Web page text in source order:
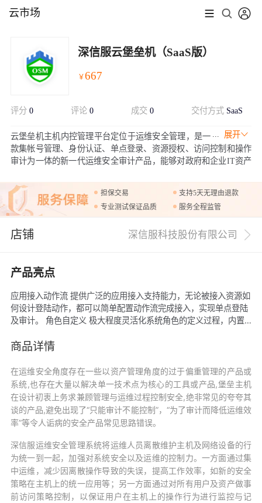
云市场
深信服云堡垒机（SaaS版）
￥667
评分 0 评论 0 成交 0 交付方式 SaaS
展开
云堡垒机主机内控管理平台定位于运维安全管理，是一
款集帐号管理、身份认证、单点登录、资源授权、访问控制和操作
审计为一体的新一代运维安全审计产品，能够对政府和企业IT资产
提升为操作内容审计，通过事前预防、事中控制和事后审计来全面
解决政府和企业的运维安全管理问题，进而提高政府和企业的IT运
维管理水平。
担保交易
支持5天无理由退款
专业测试保证品质
服务全程监管
店铺 深信服科技股份有限公司
产品亮点
应用接入动作流 提供广泛的应用接入支持能力，无论被接入资源如
何设计登陆动作，都可以简单配置动作流完成接入，实现单点登陆
及审计。 角色自定义 极大程度灵活化系统角色的定义过程，内置
或特殊的安全管理组织架构，划分管理角色的管理范畴。 强大的改
库等设备帐号的口令修改。更为广泛的帐号改密驱动，使得深信服
运维安全管理系统(OSM)在被管理资源类型丰富复杂时有更强的适
应性。 自由选择Web/客户端运维 支持Web方式及SecureCRT、
Xshell、Putty、WinSCP、FileZilla、RDP等客户端方式实现运维。
多级流程审批 支持自定义多级审批流程，可设置一级或多级审批
审批人逐级审批通过才允许访问。
商品详情
在运维安全角度存在一些以资产管理角度的过于偏重管理的产品或
系统,也存在大量以解决单一技术点为核心的工具或产品,堡垒主机
在设计初衷上务求兼顾管理与运维过程控制安全,绝非常见的夸夸其
谈的产品,避免出现了“只能审计不能控制”，“为了审计而降低运维效
率”等令人诟病的安全产品常见思路错误。
深信服运维安全管理系统将运维人员离散维护主机及网络设备的行
为统一到一起，加强对系统安全以及运维的控制力。一方面通过集
中运维，减少因离散操作导致的失误，提高工作效率，如新的安全
策略在主机上的统一应用等；另一方面通过对所有用户及资产做事
前访问策略控制，以保证用户在主机上的操作行为进行监控与记